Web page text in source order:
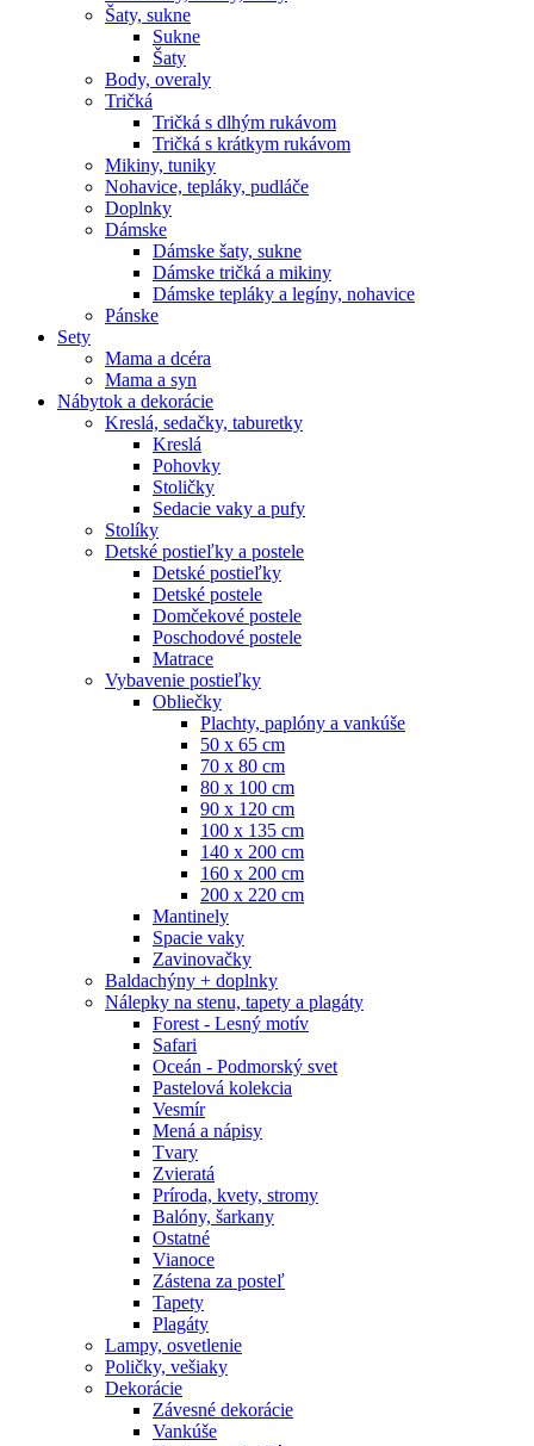
Šaty, sukne
Sukne
Šaty
Body, overaly
Tričká
Tričká s dlhým rukávom
Tričká s krátkym rukávom
Mikiny, tuniky
Nohavice, tepláky, pudláče
Doplnky
Dámske
Dámske šaty, sukne
Dámske tričká a mikiny
Dámske tepláky a legíny, nohavice
Pánske
Sety
Mama a dcéra
Mama a syn
Nábytok a dekorácie
Kreslá, sedačky, taburetky
Kreslá
Pohovky
Stoličky
Sedacie vaky a pufy
Stolíky
Detské postieľky a postele
Detské postieľky
Detské postele
Domčekové postele
Poschodové postele
Matrace
Vybavenie postieľky
Obliečky
Plachty, paplóny a vankúše
50 x 65 cm
70 x 80 cm
80 x 100 cm
90 x 120 cm
100 x 135 cm
140 x 200 cm
160 x 200 cm
200 x 220 cm
Mantinely
Spacie vaky
Zavinovačky
Baldachýny + doplnky
Nálepky na stenu, tapety a plagáty
Forest - Lesný motív
Safari
Oceán - Podmorský svet
Pastelová kolekcia
Vesmír
Mená a nápisy
Tvary
Zvieratá
Príroda, kvety, stromy
Balóny, šarkany
Ostatné
Vianoce
Zástena za posteľ
Tapety
Plagáty
Lampy, osvetlenie
Poličky, vešiaky
Dekorácie
Závesné dekorácie
Vankúše